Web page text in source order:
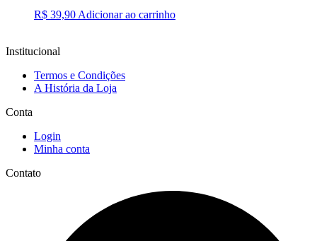
R$ 39,90Adicionar ao carrinho
Institucional
Termos e Condições
A História da Loja
Conta
Login
Minha conta
Contato